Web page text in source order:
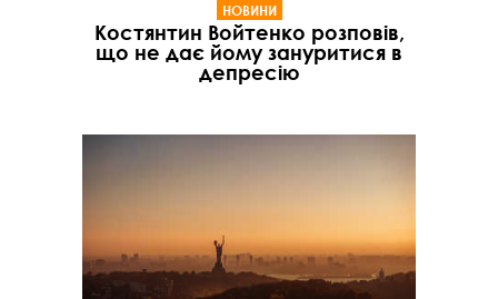
НОВИНИ
Костянтин Войтенко розповів,
що не дає йому зануритися в
депресію